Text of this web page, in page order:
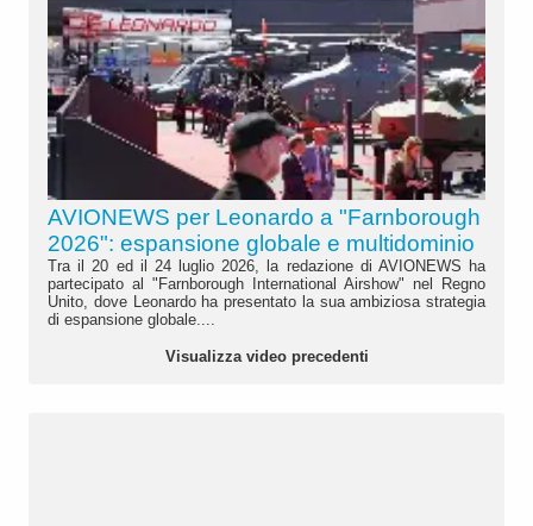
AVIONEWS per Leonardo a "Farnborough
2026": espansione globale e multidominio
Tra il 20 ed il 24 luglio 2026, la redazione di AVIONEWS ha
partecipato al "Farnborough International Airshow" nel Regno
Unito, dove Leonardo ha presentato la sua ambiziosa strategia
di espansione globale....
Visualizza video precedenti